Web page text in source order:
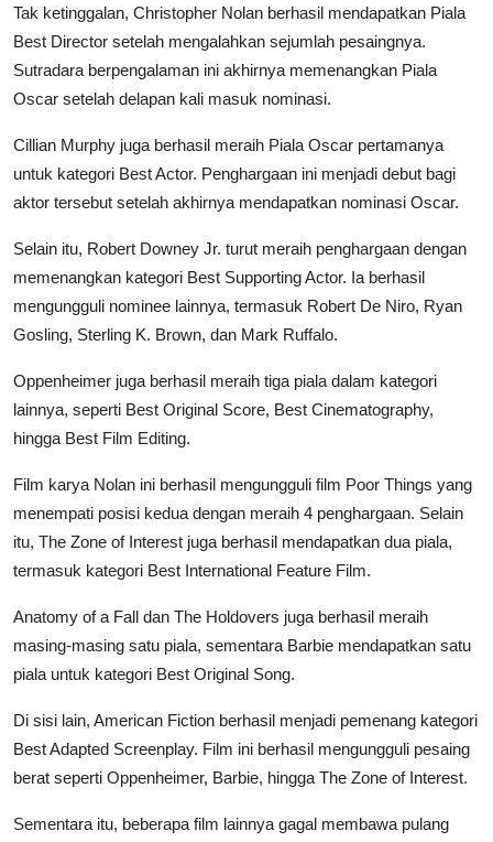
Tak ketinggalan, Christopher Nolan berhasil mendapatkan Piala
Best Director setelah mengalahkan sejumlah pesaingnya.
Sutradara berpengalaman ini akhirnya memenangkan Piala
Oscar setelah delapan kali masuk nominasi.
Cillian Murphy juga berhasil meraih Piala Oscar pertamanya
untuk kategori Best Actor. Penghargaan ini menjadi debut bagi
aktor tersebut setelah akhirnya mendapatkan nominasi Oscar.
Selain itu, Robert Downey Jr. turut meraih penghargaan dengan
memenangkan kategori Best Supporting Actor. Ia berhasil
mengungguli nominee lainnya, termasuk Robert De Niro, Ryan
Gosling, Sterling K. Brown, dan Mark Ruffalo.
Oppenheimer juga berhasil meraih tiga piala dalam kategori
lainnya, seperti Best Original Score, Best Cinematography,
hingga Best Film Editing.
Film karya Nolan ini berhasil mengungguli film Poor Things yang
menempati posisi kedua dengan meraih 4 penghargaan. Selain
itu, The Zone of Interest juga berhasil mendapatkan dua piala,
termasuk kategori Best International Feature Film.
Anatomy of a Fall dan The Holdovers juga berhasil meraih
masing-masing satu piala, sementara Barbie mendapatkan satu
piala untuk kategori Best Original Song.
Di sisi lain, American Fiction berhasil menjadi pemenang kategori
Best Adapted Screenplay. Film ini berhasil mengungguli pesaing
berat seperti Oppenheimer, Barbie, hingga The Zone of Interest.
Sementara itu, beberapa film lainnya gagal membawa pulang